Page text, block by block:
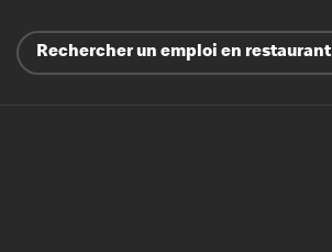
Rechercher un emploi en restaurant